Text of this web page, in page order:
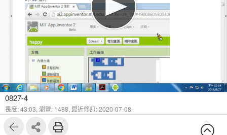
17
0827-4
長度: 43:03, 瀏覽: 1488, 最近修訂: 2020-07-08